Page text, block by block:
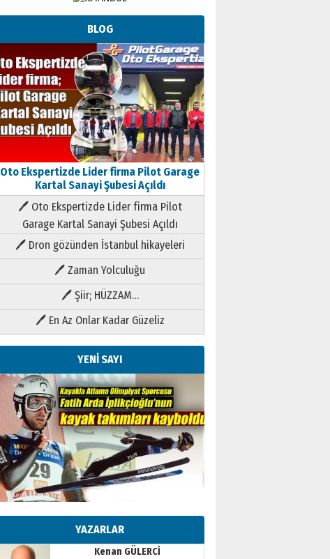
BLOG
Oto Ekspertizde Lider firma Pilot Garage
Kartal Sanayi Şubesi Açıldı
🖊 Oto Ekspertizde Lider firma Pilot
Garage Kartal Sanayi Şubesi Açıldı
🖊 Dron gözünden İstanbul hikayeleri
🖊 Zaman Yolculuğu
🖊 Şiir; HÜZZAM…
🖊 En Az Onlar Kadar Güzeliz
YENİ SAYI
YAZARLAR
Kenan GÜLERCİ
Metin Külünk: Aileyi Korumak
Geleceği Korumaktır
11 Mayıs 2026 Pazartesi
Kenan GÜLERCİ